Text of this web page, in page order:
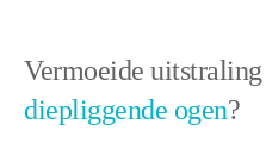
Vermoeide
diepliggende ogen?